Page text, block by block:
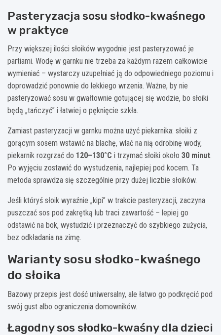
Pasteryzacja sosu słodko-kwaśnego
w praktyce
Przy większej ilości słoików wygodnie jest pasteryzować je
partiami. Wodę w garnku nie trzeba za każdym razem całkowicie
wymieniać – wystarczy uzupełniać ją do odpowiedniego poziomu i
doprowadzić ponownie do lekkiego wrzenia. Ważne, by nie
pasteryzować sosu w gwałtownie gotującej się wodzie, bo słoiki
będą „tańczyć” i łatwiej o pęknięcie szkła.
Zamiast pasteryzacji w garnku można użyć piekarnika: słoiki z
gorącym sosem wstawić na blachę, wlać na nią odrobinę wody,
piekarnik rozgrzać do 120–130°C i trzymać słoiki około 30 minut.
Po wyjęciu zostawić do wystudzenia, najlepiej pod kocem. Ta
metoda sprawdza się szczególnie przy dużej liczbie słoików.
Jeśli któryś słoik wyraźnie „kipi” w trakcie pasteryzacji, zaczyna
puszczać sos pod zakrętką lub traci zawartość – lepiej go
odstawić na bok, wystudzić i przeznaczyć do szybkiego zużycia,
bez odkładania na zimę.
Warianty sosu słodko-kwaśnego
do słoika
Bazowy przepis jest dość uniwersalny, ale łatwo go podkręcić pod
swój gust albo ograniczenia domowników.
Łagodny sos słodko-kwaśny dla dzieci